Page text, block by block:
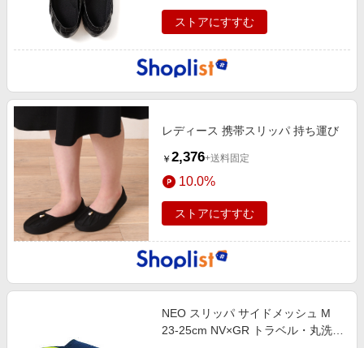
ストアにすすむ
レディース 携帯スリッパ 持ち運び
￥ 2,376+送料固定
10.0%
ストアにすすむ
NEO スリッパ サイドメッシュ M
23-25cm NV×GR トラベル・丸洗い